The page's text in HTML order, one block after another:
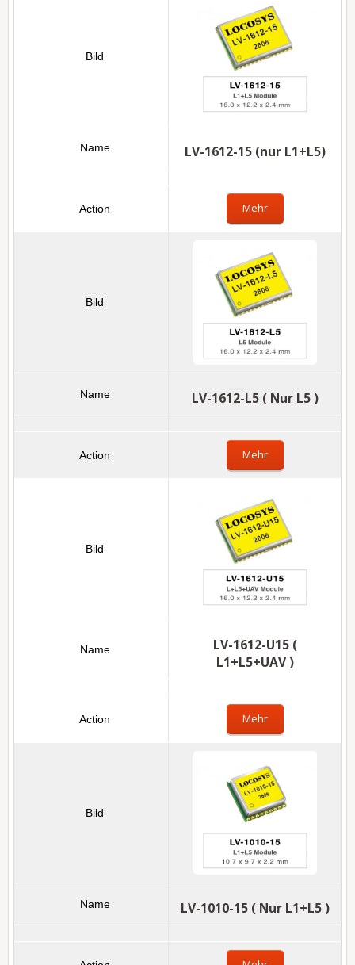
LV-1612-15 (nur L1+L5)
Mehr
LV-1612-L5 ( Nur L5 )
Mehr
LV-1612-U15 (
L1+L5+UAV )
Mehr
LV-1010-15 ( Nur L1+L5 )